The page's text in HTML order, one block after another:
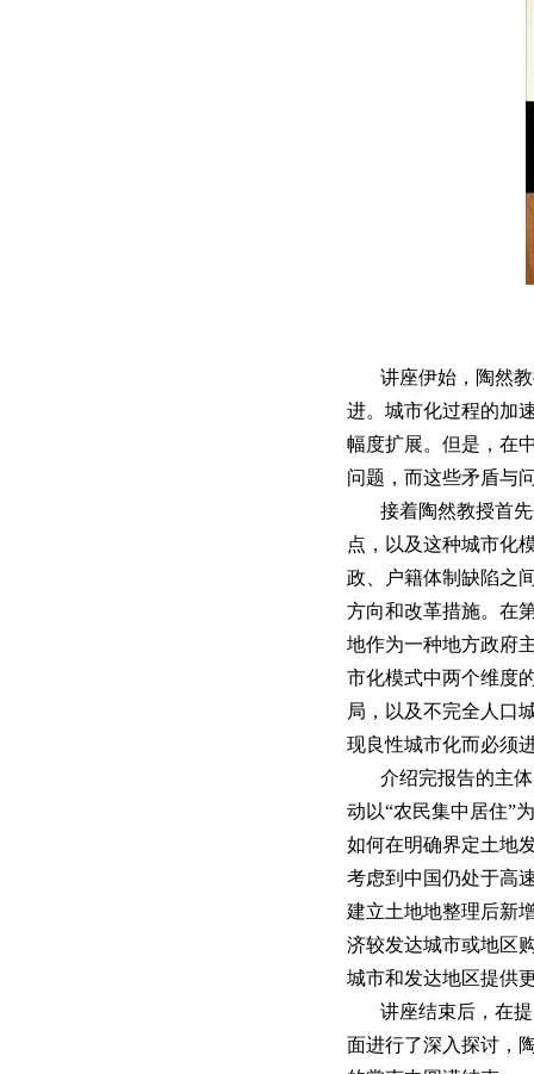
讲座伊始，陶然
进。城市化过程的加
幅度扩展。但是，在
问题，而这些矛盾与
接着陶然教授首
点，以及这种城市化
政、户籍体制缺陷之
方向和改革措施。在
地作为一种地方政府
市化模式中两个维度
局，以及不完全人口
现良性城市化而必须
介绍完报告的主
动以“农民集中居住”
如何在明确界定土地
考虑到中国仍处于高
建立土地地整理后新
济较发达城市或地区
城市和发达地区提供
讲座结束后，在
面进行了深入探讨，